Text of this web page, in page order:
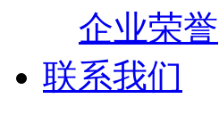
企业荣誉
联系我们